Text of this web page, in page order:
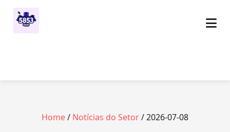
Home/ Notícias do Setor/ 2026-07-08